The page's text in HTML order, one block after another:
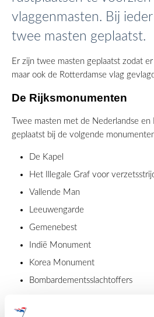
vlaggenmasten. Bij
twee masten geplaatst.
Er zijn twee masten geplaatst zodat
maar ook de Rotterdamse vlag
De Rijksmonumenten
Twee masten met de Nederlandse
geplaatst bij de volgende
De Kapel
Het Illegale Graf voor
Vallende Man
Leeuwengarde
Gemenebest
Indië Monument
Korea Monument
Bombardementsslachtoffers